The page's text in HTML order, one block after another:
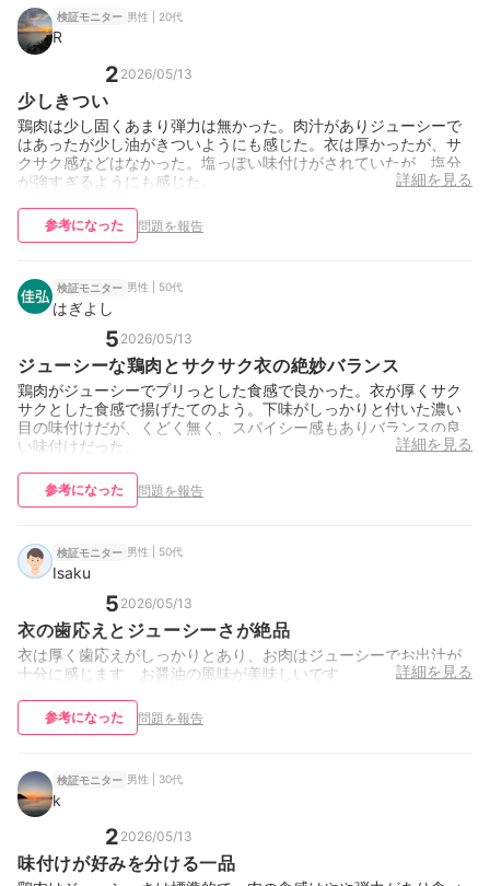
検証モニター 男性 | 20代
R
2 2026/05/13
少しきつい
鶏肉は少し固くあまり弾力は無かった。肉汁がありジューシーで
はあったが少し油がきついようにも感じた。衣は厚かったが、サ
クサク感などはなかった。塩っぽい味付けがされていたが、塩分
が強すぎるようにも感じた。
詳細を見る
参考になった 問題を報告
検証モニター 男性 | 50代
はぎよし
5 2026/05/13
ジューシーな鶏肉とサクサク衣の絶妙バランス
鶏肉がジューシーでプリっとした食感で良かった。衣が厚くサク
サクとした食感で揚げたてのよう。下味がしっかりと付いた濃い
目の味付けだが、くどく無く、スパイシー感もありバランスの良
い味付けだった。
詳細を見る
参考になった 問題を報告
検証モニター 男性 | 50代
Isaku
5 2026/05/13
衣の歯応えとジューシーさが絶品
衣は厚く歯応えがしっかりとあり、お肉はジューシーでお出汁が
十分に感じます お醤油の風味が美味しいです
詳細を見る
参考になった 問題を報告
検証モニター 男性 | 30代
k
2 2026/05/13
味付けが好みを分ける一品